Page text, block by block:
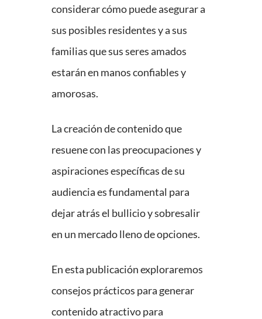
considerar cómo puede asegurar a
sus posibles residentes y a sus
familias que sus seres amados
estarán en manos confiables y
amorosas.
La creación de contenido que
resuene con las preocupaciones y
aspiraciones específicas de su
audiencia es fundamental para
dejar atrás el bullicio y sobresalir
en un mercado lleno de opciones.
En esta publicación exploraremos
consejos prácticos para generar
contenido atractivo para